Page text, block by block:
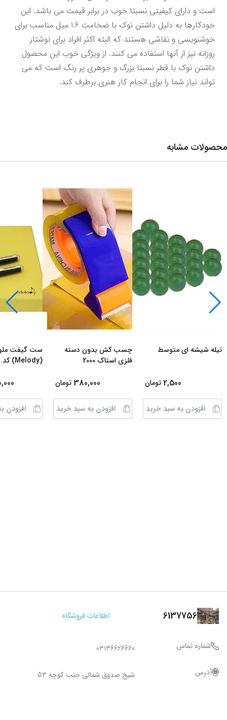
تواند نیاز شما را برای انجام کار هنری برطرف کند.
محصولات مشابه
تیله شیشه ای متوسط
2,500 تومان
افزودن به سبد خرید
چسب کش بدون دسته
فلزی استاک 2000
380,000 تومان
افزودن به سبد خرید
ست گیفت
(Melody) کد 68
افزودن
6137756 اطلاعات فروشگاه
شماره تماس 03136626660
آدرس شیخ صدوق شمالی جنب کوچه 53